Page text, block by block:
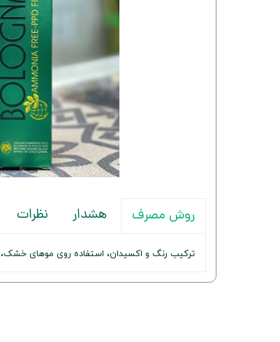
روش مصرف هشدار نظرات
ترکیب رنگ و اکسیدان، استفاده روی موهای خشک، ۳۰-۴۵ دقیقه صبر و سپس شستشو